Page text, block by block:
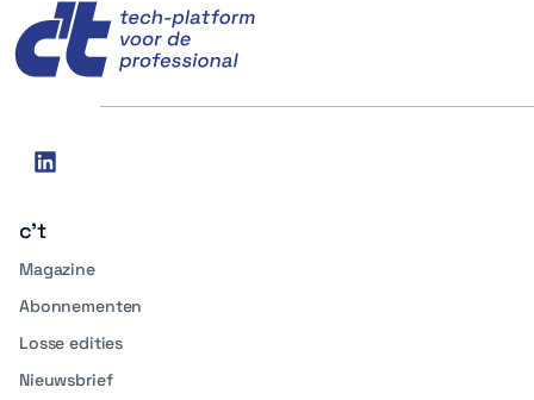
Social
linkedin
c't
Magazine
Abonnementen
Losse edities
Nieuwsbrief